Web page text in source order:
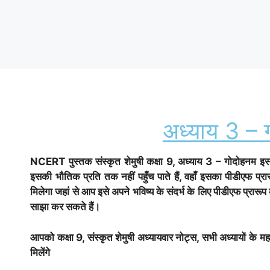
अध्याय 3 –
NCERT पुस्तकसंस्कृत शेमुषी कक्षा 9, अध्याय 3 – गोदोहनम
इसकी भौतिक प्रति तक नहीं पहुँच पाते हैं, वहाँ इसका
मिलेगा जहां से आप इसे अपने भविष्य के संदर्भ के लिए पीडीएफ
साझा कर सकते हैं।
आपको कक्षा 9,संस्कृत शेमुषीअध्यायवार नोट्स, सभी अध्यायों के
मिलेंगे